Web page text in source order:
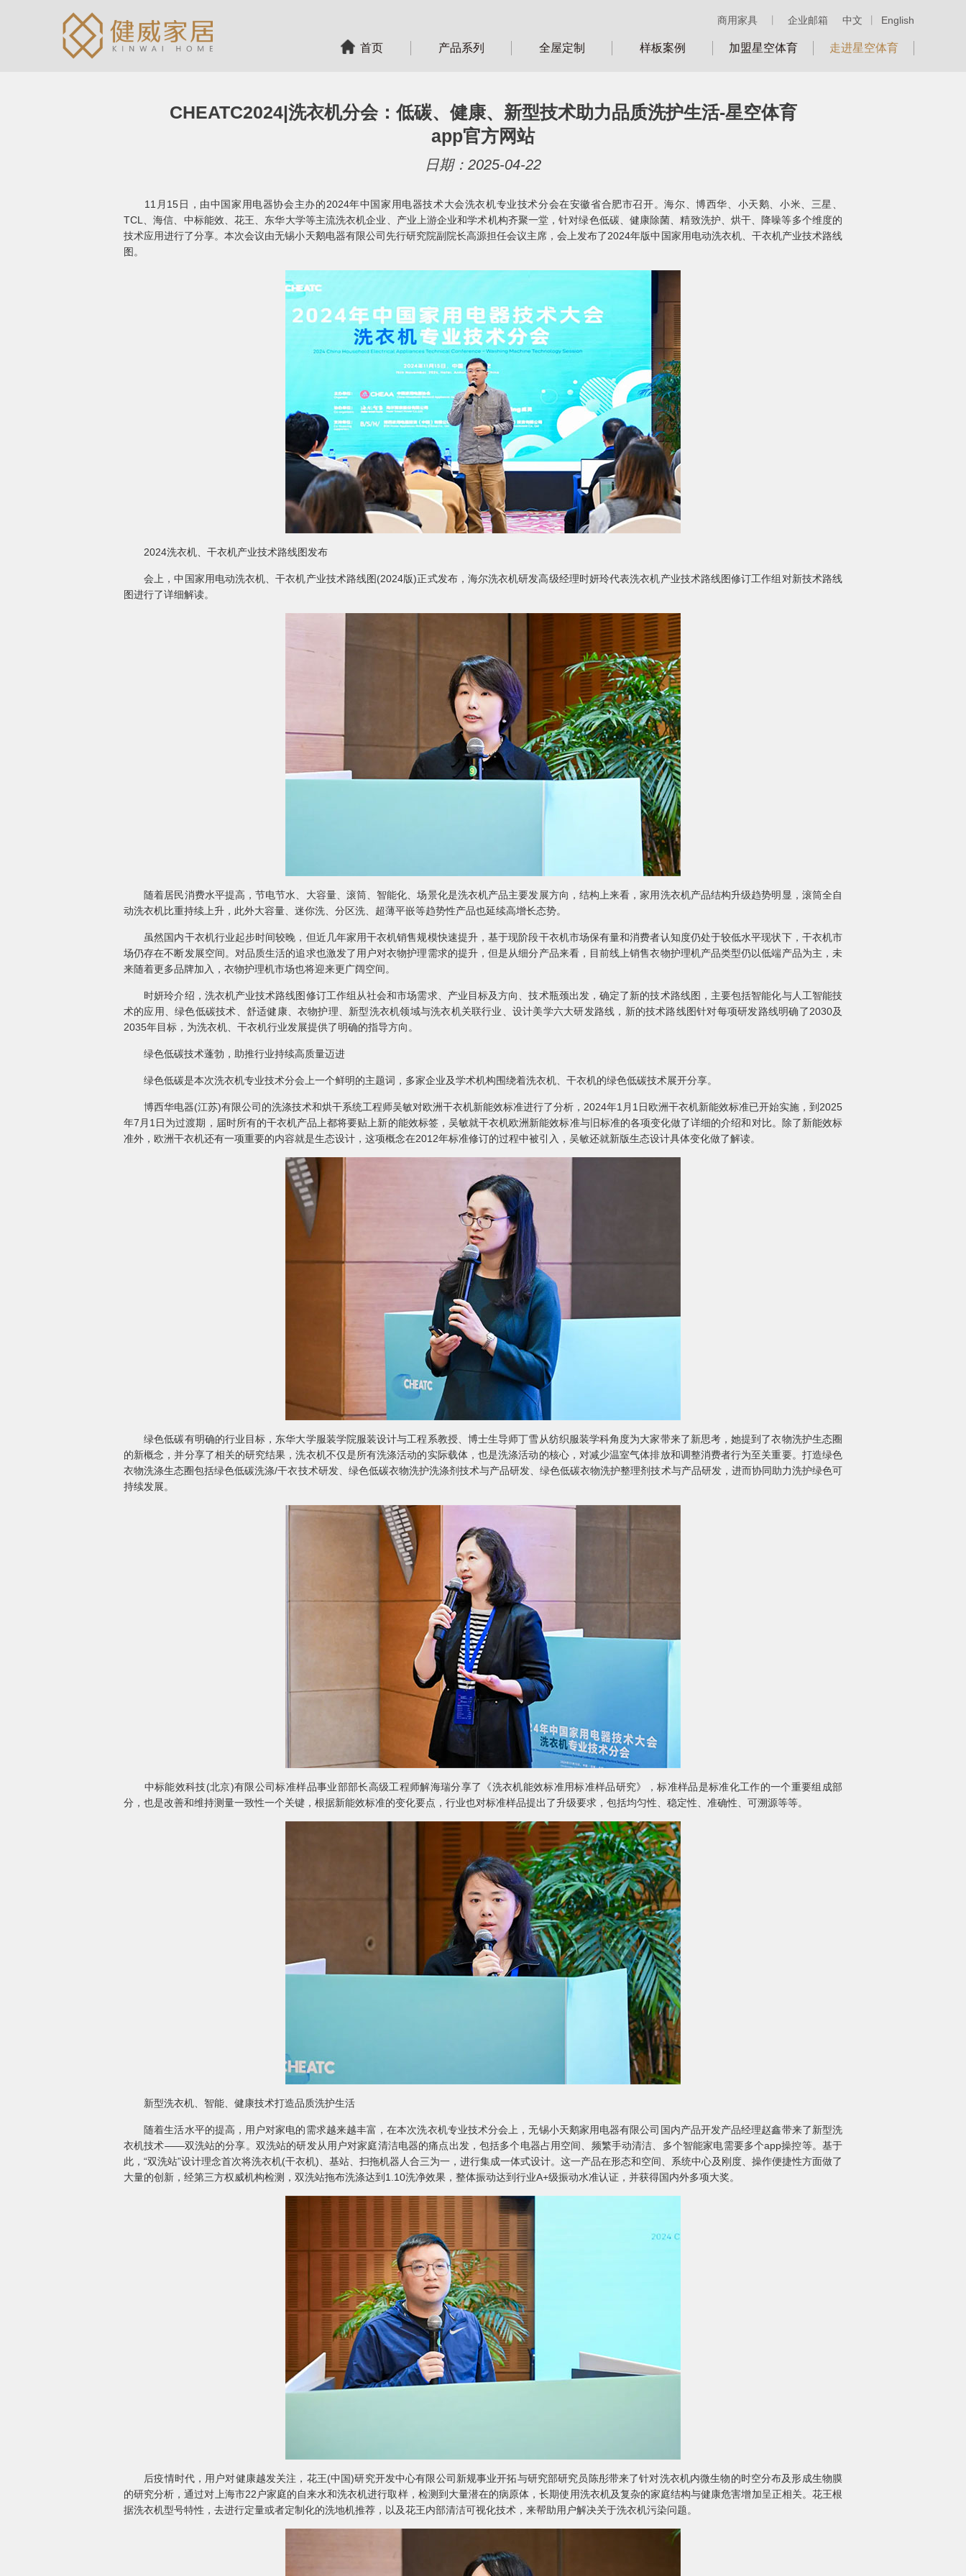
中文 English
商用家具 企业邮箱
首页 产品系列 全屋定制 样板案例 加盟星空体育 走进星空体育
CHEATC2024|洗衣机分会：低碳、健康、新型技术助力品质洗护生活-星空体育
app官方网站
日期：2025-04-22
11月15日，由中国家用电器协会主办的2024年中国家用电器技术大会洗衣机专业技术分会在安徽省合肥市召开。海尔、博西华、小天鹅、小米、三星、
TCL、海信、中标能效、花王、东华大学等主流洗衣机企业、产业上游企业和学术机构齐聚一堂，针对绿色低碳、健康除菌、精致洗护、烘干、降噪等多个维度的
技术应用进行了分享。本次会议由无锡小天鹅电器有限公司先行研究院副院长高源担任会议主席，会上发布了2024年版中国家用电动洗衣机、干衣机产业技术路线
图。
2024洗衣机、干衣机产业技术路线图发布
会上，中国家用电动洗衣机、干衣机产业技术路线图(2024版)正式发布，海尔洗衣机研发高级经理时妍玲代表洗衣机产业技术路线图修订工作组对新技术路线
图进行了详细解读。
随着居民消费水平提高，节电节水、大容量、滚筒、智能化、场景化是洗衣机产品主要发展方向，结构上来看，家用洗衣机产品结构升级趋势明显，滚筒全自
动洗衣机比重持续上升，此外大容量、迷你洗、分区洗、超薄平嵌等趋势性产品也延续高增长态势。
虽然国内干衣机行业起步时间较晚，但近几年家用干衣机销售规模快速提升，基于现阶段干衣机市场保有量和消费者认知度仍处于较低水平现状下，干衣机市
场仍存在不断发展空间。对品质生活的追求也激发了用户对衣物护理需求的提升，但是从细分产品来看，目前线上销售衣物护理机产品类型仍以低端产品为主，未
来随着更多品牌加入，衣物护理机市场也将迎来更广阔空间。
时妍玲介绍，洗衣机产业技术路线图修订工作组从社会和市场需求、产业目标及方向、技术瓶颈出发，确定了新的技术路线图，主要包括智能化与人工智能技
术的应用、绿色低碳技术、舒适健康、衣物护理、新型洗衣机领域与洗衣机关联行业、设计美学六大研发路线，新的技术路线图针对每项研发路线明确了2030及
2035年目标，为洗衣机、干衣机行业发展提供了明确的指导方向。
绿色低碳技术蓬勃，助推行业持续高质量迈进
绿色低碳是本次洗衣机专业技术分会上一个鲜明的主题词，多家企业及学术机构围绕着洗衣机、干衣机的绿色低碳技术展开分享。
博西华电器(江苏)有限公司的洗涤技术和烘干系统工程师吴敏对欧洲干衣机新能效标准进行了分析，2024年1月1日欧洲干衣机新能效标准已开始实施，到2025
年7月1日为过渡期，届时所有的干衣机产品上都将要贴上新的能效标签，吴敏就干衣机欧洲新能效标准与旧标准的各项变化做了详细的介绍和对比。除了新能效标
准外，欧洲干衣机还有一项重要的内容就是生态设计，这项概念在2012年标准修订的过程中被引入，吴敏还就新版生态设计具体变化做了解读。
绿色低碳有明确的行业目标，东华大学服装学院服装设计与工程系教授、博士生导师丁雪从纺织服装学科角度为大家带来了新思考，她提到了衣物洗护生态圈
的新概念，并分享了相关的研究结果，洗衣机不仅是所有洗涤活动的实际载体，也是洗涤活动的核心，对减少温室气体排放和调整消费者行为至关重要。打造绿色
衣物洗涤生态圈包括绿色低碳洗涤/干衣技术研发、绿色低碳衣物洗护洗涤剂技术与产品研发、绿色低碳衣物洗护整理剂技术与产品研发，进而协同助力洗护绿色可
持续发展。
中标能效科技(北京)有限公司标准样品事业部部长高级工程师解海瑞分享了《洗衣机能效标准用标准样品研究》，标准样品是标准化工作的一个重要组成部
分，也是改善和维持测量一致性一个关键，根据新能效标准的变化要点，行业也对标准样品提出了升级要求，包括均匀性、稳定性、准确性、可溯源等等。
新型洗衣机、智能、健康技术打造品质洗护生活
随着生活水平的提高，用户对家电的需求越来越丰富，在本次洗衣机专业技术分会上，无锡小天鹅家用电器有限公司国内产品开发产品经理赵鑫带来了新型洗
衣机技术——双洗站的分享。双洗站的研发从用户对家庭清洁电器的痛点出发，包括多个电器占用空间、频繁手动清洁、多个智能家电需要多个app操控等。基于
此，“双洗站”设计理念首次将洗衣机(干衣机)、基站、扫拖机器人合三为一，进行集成一体式设计。这一产品在形态和空间、系统中心及刚度、操作便捷性方面做了
大量的创新，经第三方权威机构检测，双洗站拖布洗涤达到1.10洗净效果，整体振动达到行业A+级振动水准认证，并获得国内外多项大奖。
后疫情时代，用户对健康越发关注，花王(中国)研究开发中心有限公司新规事业开拓与研究部研究员陈彤带来了针对洗衣机内微生物的时空分布及形成生物膜
的研究分析，通过对上海市22户家庭的自来水和洗衣机进行取样，检测到大量潜在的病原体，长期使用洗衣机及复杂的家庭结构与健康危害增加呈正相关。花王根
据洗衣机型号特性，去进行定量或者定制化的洗地机推荐，以及花王内部清洁可视化技术，来帮助用户解决关于洗衣机污染问题。